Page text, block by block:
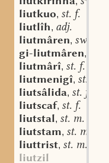
liutkuo, st. f.
liutlîh, adj.
liutmâren, sw. v.
gi-liutmâren,
liutmârî, st. f.
liutmenigî, st. f.
liutsâlida, st. f.
liutscaf, st. f.
liutstal, st. m.
liutstam, st. m.
liuttrist, st. m. n.
liutzil